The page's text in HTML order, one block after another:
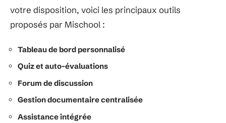
votre disposition, voici les principaux outils
proposés par Mischool :
Tableau de bord personnalisé
Quiz et auto-évaluations
Forum de discussion
Gestion documentaire centralisée
Assistance intégrée